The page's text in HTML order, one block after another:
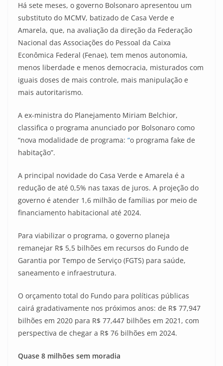
Há sete meses, o governo Bolsonaro apresentou um
substituto do MCMV, batizado de Casa Verde e
Amarela, que, na avaliação da direção da Federação
Nacional das Associações do Pessoal da Caixa
Econômica Federal (Fenae), tem menos autonomia,
menos liberdade e menos democracia, misturados com
iguais doses de mais controle, mais manipulação e
mais autoritarismo.
A ex-ministra do Planejamento Miriam Belchior,
classifica o programa anunciado por Bolsonaro como
“nova modalidade de programa: “o programa fake de
habitação”.
A principal novidade do Casa Verde e Amarela é a
redução de até 0,5% nas taxas de juros. A projeção do
governo é atender 1,6 milhão de famílias por meio de
financiamento habitacional até 2024.
Para viabilizar o programa, o governo planeja
remanejar R$ 5,5 bilhões em recursos do Fundo de
Garantia por Tempo de Serviço (FGTS) para saúde,
saneamento e infraestrutura.
O orçamento total do Fundo para políticas públicas
cairá gradativamente nos próximos anos: de R$ 77,947
bilhões em 2020 para R$ 77,447 bilhões em 2021, com
perspectiva de chegar a R$ 76 bilhões em 2024.
Quase 8 milhões sem moradia